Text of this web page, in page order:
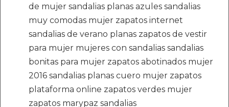
de mujer sandalias planas azules sandalias
muy comodas mujer zapatos internet
sandalias de verano planas zapatos de vestir
para mujer mujeres con sandalias sandalias
bonitas para mujer zapatos abotinados mujer
2016 sandalias planas cuero mujer zapatos
plataforma online zapatos verdes mujer
zapatos marypaz sandalias